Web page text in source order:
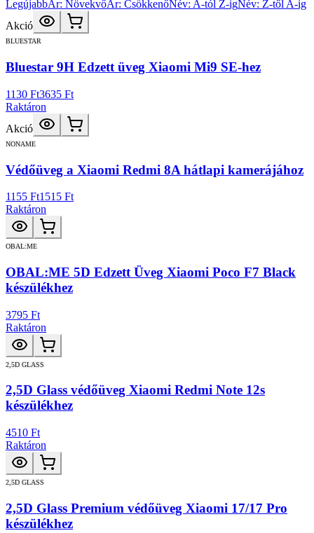
LegújabbÁr: NövekvőÁr: CsökkenőNév: A-tól Z-igNév: Z-től A-ig
Akció
BLUESTAR
Bluestar 9H Edzett üveg Xiaomi Mi9 SE-hez
1130 Ft3635 Ft
Raktáron
Akció
NONAME
Védőüveg a Xiaomi Redmi 8A hátlapi kamerájához
1155 Ft1515 Ft
Raktáron
OBAL:ME
OBAL:ME 5D Edzett Üveg Xiaomi Poco F7 Black
készülékhez
3795 Ft
Raktáron
2,5D GLASS
2,5D Glass védőüveg Xiaomi Redmi Note 12s
készülékhez
4510 Ft
Raktáron
2,5D GLASS
2,5D Glass Premium védőüveg Xiaomi 17/17 Pro
készülékhez